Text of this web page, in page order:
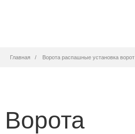
Строка
Главная Ворота распашные установка ворот
Ворота